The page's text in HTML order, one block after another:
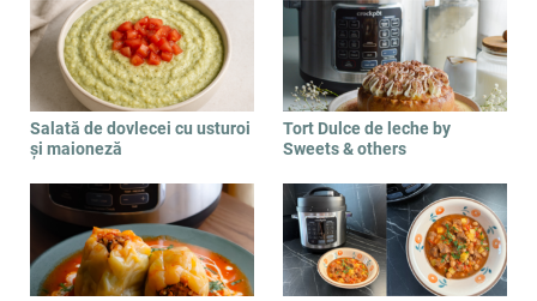
Salată de dovlecei cu usturoi
și maioneză
Tort Dulce de leche by
Sweets & others